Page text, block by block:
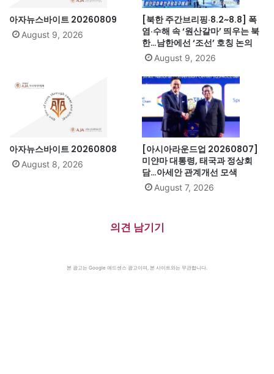
아자뉴스바이트 20260809
August 9, 2026
[북한 주간브리핑·8.2~8.8] 폭
염·수해 속 ‘원산갈마’ 띄우는 북
한…남한에선 ‘조선’ 호칭 논의
August 9, 2026
아자뉴스바이트 20260808
August 8, 2026
[아시아라운드업 20260807]
미얀마 대통령, 태국과 정상회
담…아세안 관계개선 모색
August 7, 2026
의견 남기기
본 광고는 Google 애드센스 광고이며, 본 사이트와는 무관합니다.